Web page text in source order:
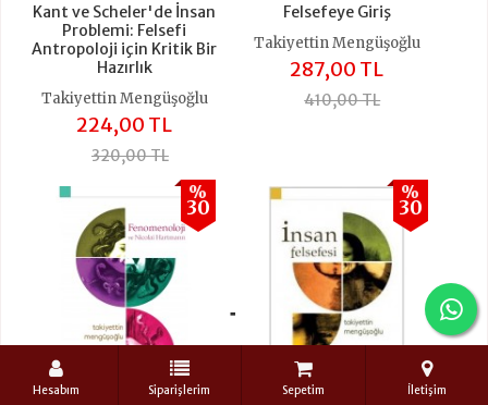
Hesabım Siparişlerim Sepetim İletişim
Kant ve Scheler'de İnsan
Problemi: Felsefi
Antropoloji için Kritik Bir
Hazırlık
Takiyettin Mengüşoğlu
224,00 TL
320,00 TL
Felsefeye Giriş
Takiyettin Mengüşoğlu
287,00 TL
410,00 TL
%
30
+
%
30